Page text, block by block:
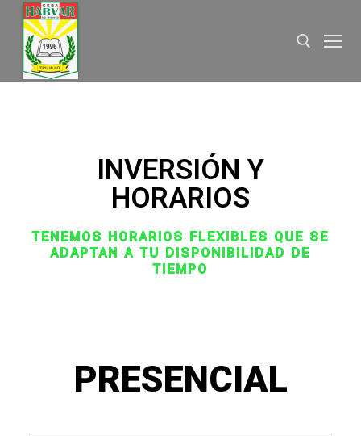
INVERSIÓN Y
HORARIOS
TENEMOS HORARIOS FLEXIBLES QUE SE
ADAPTAN A TU DISPONIBILIDAD DE
TIEMPO
PRESENCIAL